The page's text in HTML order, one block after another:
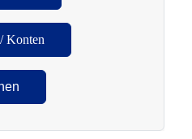
Konten